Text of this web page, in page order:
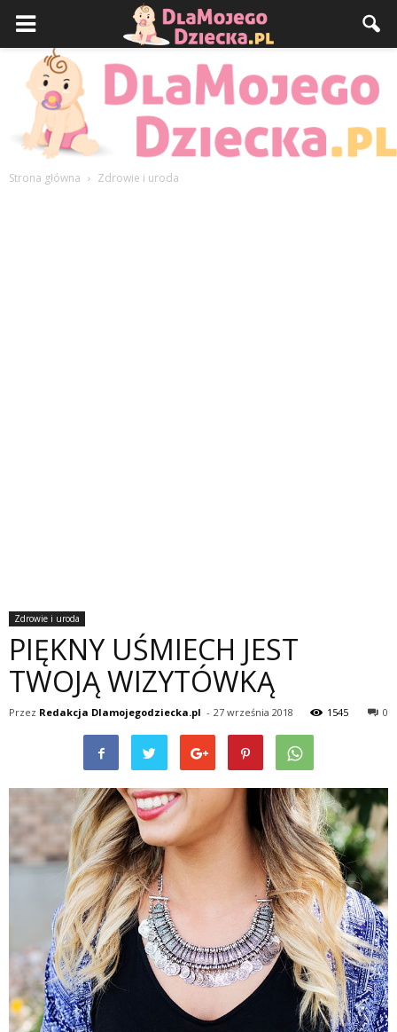
Strona główna Zdrowie i uroda
Zdrowie i uroda
PIĘKNY UŚMIECH JEST
TWOJĄ WIZYTÓWKĄ
Przez Redakcja Dlamojegodziecka.pl - 27 września 2018 0
1545